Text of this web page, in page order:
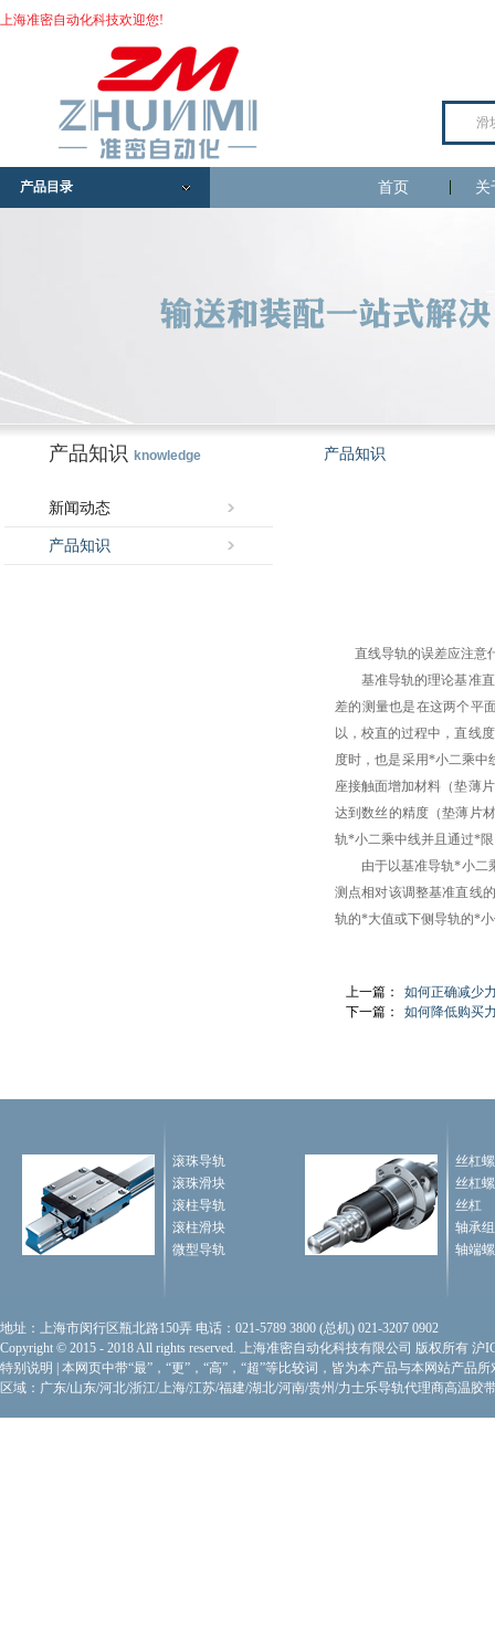
上海准密自动化科技欢迎您!
产品目录 首页 关
产品知识 knowledge
新闻动态
产品知识
产品知识
直线导轨的误差应注意
基准导轨的理论基准直
差的测量也是在这两个平
以，校直的过程中，直线
度时，也是采用*小二乘中
座接触面增加材料（垫薄
达到数丝的精度（垫薄片
轨*小二乘中线并且通过*
由于以基准导轨*小二乘
测点相对该调整基准直线
轨的*大值或下侧导轨的*
上一篇：
如何正确减少
下一篇：
如何降低购买
滚珠导轨
滚珠滑块
滚柱导轨
滚柱滑块
微型导轨
丝杠
丝杠
丝杠
轴承
轴端
地址：上海市闵行区瓶北路150弄 电话：021-5789 3800 (总机) 021-3207 0902
Copyright © 2015 - 2018 All rights reserved. 上海准密自动化科技有限公司 版权所有 沪
特别说明
本网页中带“最”，“更”，“高”，“超”等比较词，皆为本产品与本网站产品所
区域：广东/山东/河北/浙江/上海/江苏/福建/湖北/河南/贵州/力士乐导轨代理商高温胶